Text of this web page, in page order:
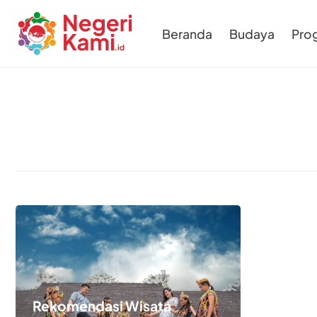
Beranda Budaya
Rekomendasi Wisata